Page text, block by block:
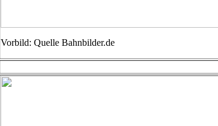
Vorbild: Quelle Bahnbilder.de